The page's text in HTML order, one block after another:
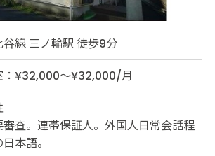
谷線 三ノ輪駅 徒歩9分
：¥32,000～¥32,000/月
査。連帯保証人。外国人日常会話程
本語。